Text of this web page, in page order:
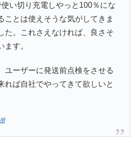
い切り充電しやっと100％にな
ことは使えそうな気がしてきま
た。これさえなければ、良さそ
ます。
ユーザーに発送前点検をさせる
れば自社でやってきて欲しいと